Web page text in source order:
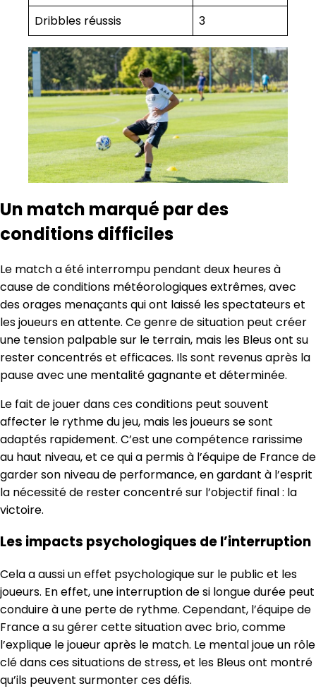
Dribbles réussis
3
Un match marqué par des
conditions difficiles
Le match a été interrompu pendant deux heures à
cause de conditions météorologiques extrêmes, avec
des orages menaçants qui ont laissé les spectateurs et
les joueurs en attente. Ce genre de situation peut créer
une tension palpable sur le terrain, mais les Bleus ont su
rester concentrés et efficaces. Ils sont revenus après la
pause avec une mentalité gagnante et déterminée.
Le fait de jouer dans ces conditions peut souvent
affecter le rythme du jeu, mais les joueurs se sont
adaptés rapidement. C’est une compétence rarissime
au haut niveau, et ce qui a permis à l’équipe de France de
garder son niveau de performance, en gardant à l’esprit
la nécessité de rester concentré sur l’objectif final : la
victoire.
Les impacts psychologiques de l’interruption
Cela a aussi un effet psychologique sur le public et les
joueurs. En effet, une interruption de si longue durée peut
conduire à une perte de rythme. Cependant, l’équipe de
France a su gérer cette situation avec brio, comme
l’explique le joueur après le match. Le mental joue un rôle
clé dans ces situations de stress, et les Bleus ont montré
qu’ils peuvent surmonter ces défis.